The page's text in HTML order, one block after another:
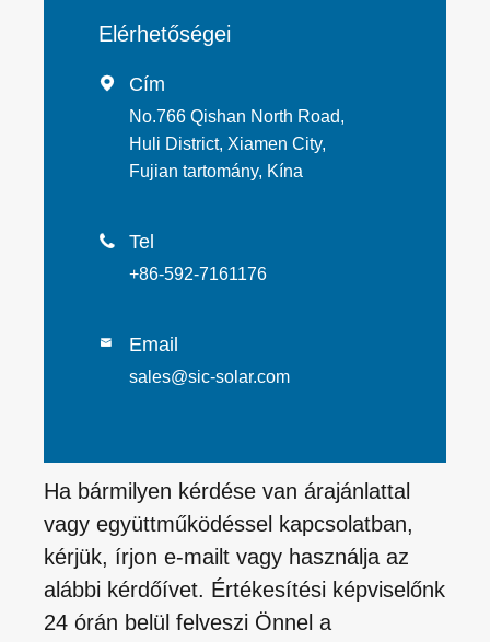
Elérhetőségei
 Cím
No.766 Qishan North Road,
Huli District, Xiamen City,
Fujian tartomány, Kína
 Tel
+86-592-7161176
 Email
sales@sic-solar.com
Ha bármilyen kérdése van árajánlattal
vagy együttműködéssel kapcsolatban,
kérjük, írjon e-mailt vagy használja az
alábbi kérdőívet. Értékesítési képviselőnk
24 órán belül felveszi Önnel a